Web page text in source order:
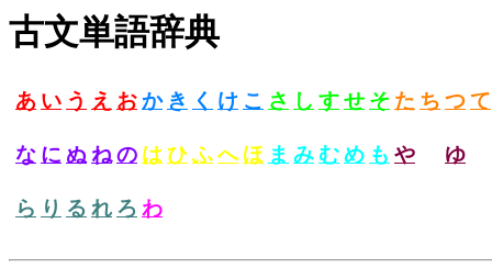
古文単語辞典
あ い う え おか き く け こ さ し すせ そ た ち つて
な に ぬ ねの はひふへ ほ ま み むめ も や ゆ
ら り る れ ろ わ